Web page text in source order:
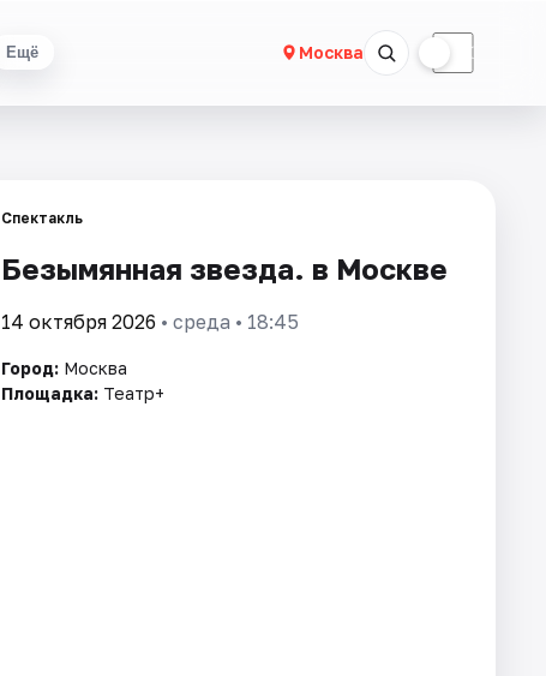
Ещё Москва ☾
Спектакль
Безымянная звезда. в Москве
14 октября 2026 • среда • 18:45
Город: Москва
Площадка: Театр+